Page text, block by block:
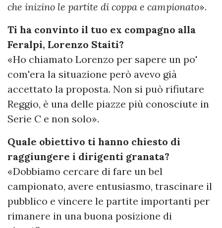
che inizino le partite di coppa e campionato».
Ti ha convinto il tuo ex compagno alla
Feralpi, Lorenzo Staiti?
«Ho chiamato Lorenzo per sapere un po'
com'era la situazione però avevo già
accettato la proposta. Non si può rifiutare
Reggio, è una delle piazze più conosciute in
Serie C e non solo».
Quale obiettivo ti hanno chiesto di
raggiungere i dirigenti granata?
«Dobbiamo cercare di fare un bel
campionato, avere entusiasmo, trascinare il
pubblico e vincere le partite importanti per
rimanere in una buona posizione di